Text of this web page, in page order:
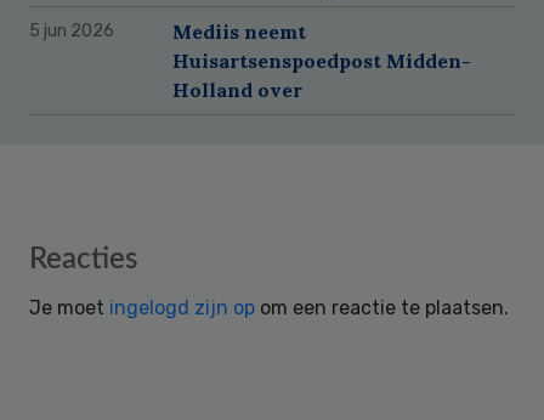
5 jun 2026
Mediis neemt
Huisartsenspoedpost Midden-
Holland over
Reader
Reacties
Je moet ingelogd zijn op om een reactie te plaatsen.